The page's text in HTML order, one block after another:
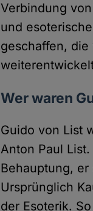
Verbindung
und
geschaffen,
Wer waren
Guido von List
Anton Paul
Behauptung,
Ursprünglich
der Esoterik.